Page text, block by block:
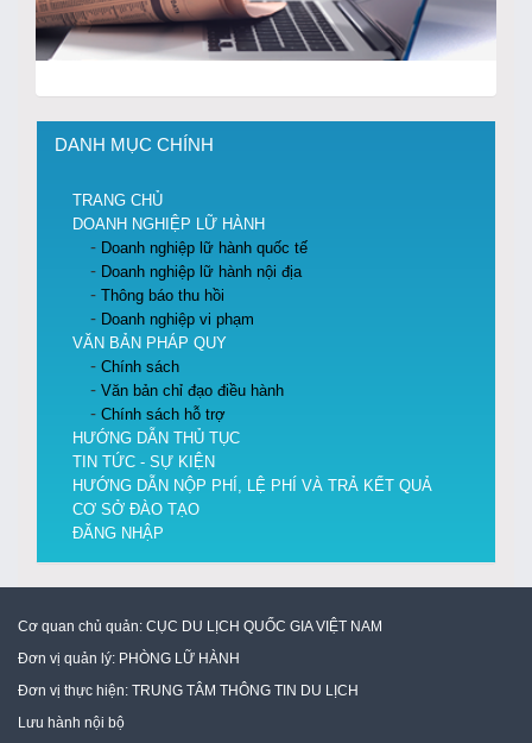
DANH MỤC CHÍNH
TRANG CHỦ
DOANH NGHIỆP LỮ HÀNH
Doanh nghiệp lữ hành quốc tế
Doanh nghiệp lữ hành nội địa
Thông báo thu hồi
Doanh nghiệp vi phạm
VĂN BẢN PHÁP QUY
Chính sách
Văn bản chỉ đạo điều hành
Chính sách hỗ trợ
HƯỚNG DẪN THỦ TỤC
TIN TỨC - SỰ KIỆN
HƯỚNG DẪN NỘP PHÍ, LỆ PHÍ VÀ TRẢ KẾT QUẢ
CƠ SỞ ĐÀO TẠO
ĐĂNG NHẬP
Cơ quan chủ quản: CỤC DU LỊCH QUỐC GIA VIỆT NAM
Đơn vị quản lý: PHÒNG LỮ HÀNH
Đơn vị thực hiện: TRUNG TÂM THÔNG TIN DU LỊCH
Lưu hành nội bộ